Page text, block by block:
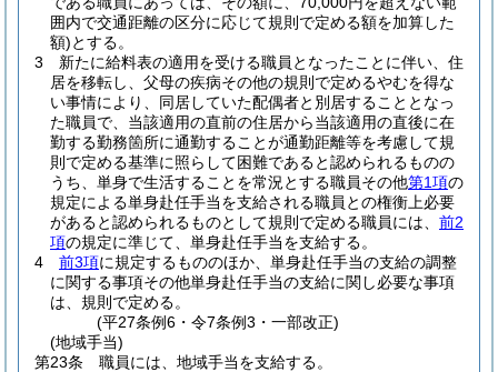
囲内で交通距離の区分に応じて規則で定める額を加算した
額)とする。
3
新たに給料表の適用を受ける職員となったことに伴い、住
居を移転し、父母の疾病その他の規則で定めるやむを得な
い事情により、同居していた配偶者と別居することとなっ
た職員で、当該適用の直前の住居から当該適用の直後に在
勤する勤務箇所に通勤することが通勤距離等を考慮して規
則で定める基準に照らして困難であると認められるものの
うち、単身で生活することを常況とする職員その他第1項の
規定による単身赴任手当を支給される職員との権衡上必要
があると認められるものとして規則で定める職員には、 前2
項の規定に準じて、単身赴任手当を支給する。
4
前3項に規定するもののほか、単身赴任手当の支給の調整
に関する事項その他単身赴任手当の支給に関し必要な事項
は、規則で定める。
(平27条例6・令7条例3・一部改正)
(地域手当)
第23条
職員には、地域手当を支給する。